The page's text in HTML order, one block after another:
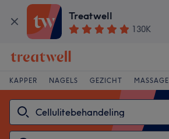
Treatwell
130K
KAPPER NAGELS GEZICHT MASSAGE